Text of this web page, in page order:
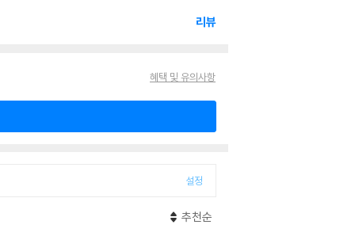
리뷰
혜택 및 유의사항
설정
추천순